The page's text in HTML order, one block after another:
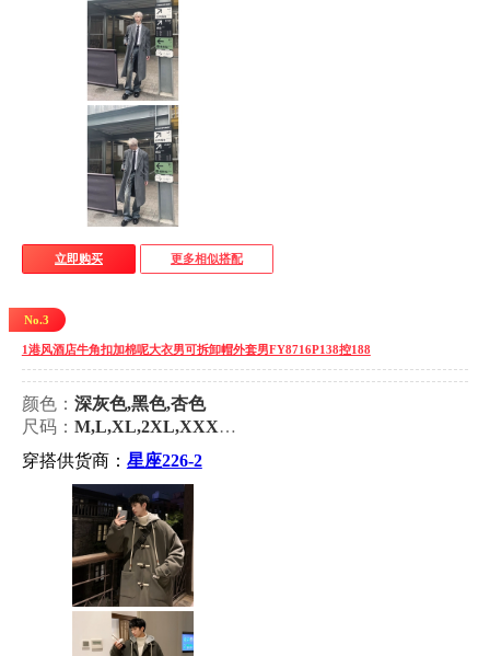
立即购买 更多相似搭配
No.3
1港风酒店牛角扣加棉呢大衣男可拆卸帽外套男FY8716P138控188
颜色： 深灰色,黑色,杏色
尺码： M,L,XL,2XL,XXXL,XXXXL,XXXXXL
穿搭供货商： 星座226-2